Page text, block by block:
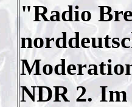
"Radio
NDR 2. Im